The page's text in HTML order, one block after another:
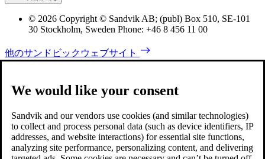
© 2026 Copyright © Sandvik AB; (publ) Box 510, SE-101
30 Stockholm, Sweden Phone: +46 8 456 11 00
他のサンドビックウェブサイト
We would like your consent
Sandvik and our vendors use cookies (and similar technologies)
to collect and process personal data (such as device identifiers, IP
addresses, and website interactions) for essential site functions,
analyzing site performance, personalizing content, and delivering